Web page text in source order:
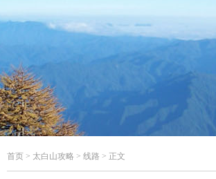
首页 > 太白山攻略 > 线路 > 正文